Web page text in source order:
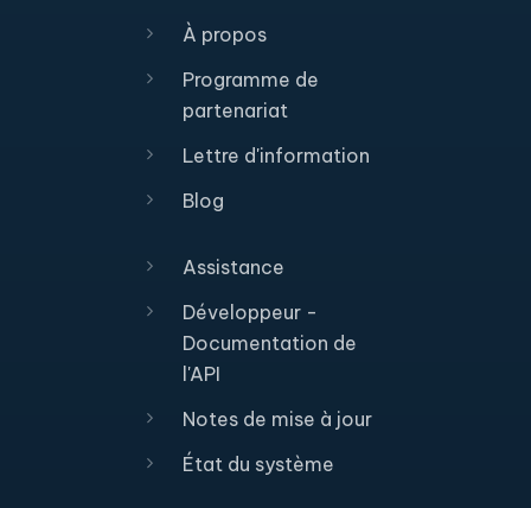
À propos
Programme de
partenariat
Lettre d'information
Blog
Assistance
Développeur -
Documentation de
l'API
Notes de mise à jour
État du système